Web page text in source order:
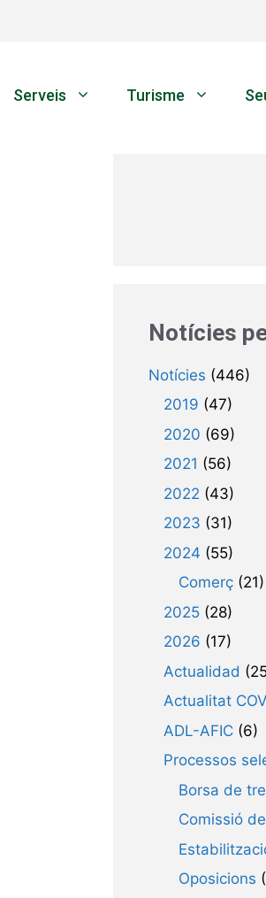
Serveis Turisme
Notícies
Notícies (446)
2019 (47)
2020 (69)
2021 (56)
2022 (43)
2023 (31)
2024 (55)
Comerç(21)
2025(28)
2026 (17)
Actualidad
Actualitat
ADL-AFIC(6)
Processos
Borsa de
Comissió
Oposicions